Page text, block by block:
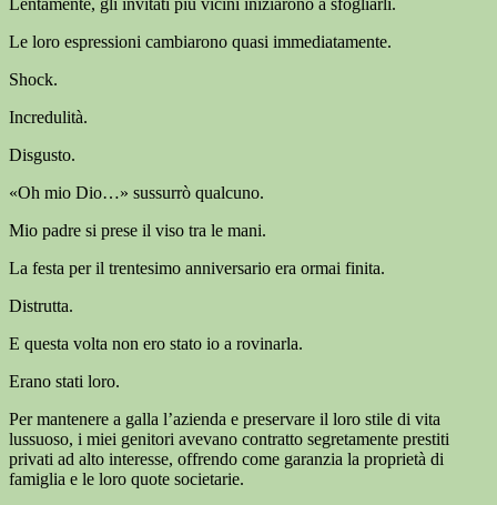
Le loro espressioni cambiarono quasi immediatamente.
Shock.
Incredulità.
Disgusto.
«Oh mio Dio…» sussurrò qualcuno.
Mio padre si prese il viso tra le mani.
La festa per il trentesimo anniversario era ormai finita.
Distrutta.
E questa volta non ero stato io a rovinarla.
Erano stati loro.
Per mantenere a galla l’azienda e preservare il loro stile di vita
lussuoso, i miei genitori avevano contratto segretamente prestiti
privati ad alto interesse, offrendo come garanzia la proprietà di
famiglia e le loro quote societarie.